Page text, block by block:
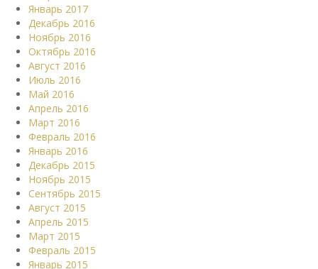
Январь 2017
Декабрь 2016
Ноябрь 2016
Октябрь 2016
Август 2016
Июль 2016
Май 2016
Апрель 2016
Март 2016
Февраль 2016
Январь 2016
Декабрь 2015
Ноябрь 2015
Сентябрь 2015
Август 2015
Апрель 2015
Март 2015
Февраль 2015
Январь 2015